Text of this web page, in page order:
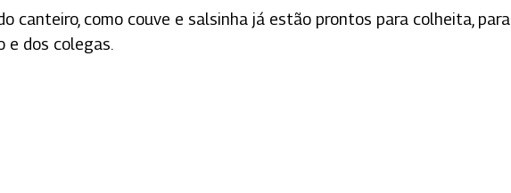
ou ESC para fechar
canteiro, como couve e salsinha já estão prontos para colheita, para
e dos colegas.